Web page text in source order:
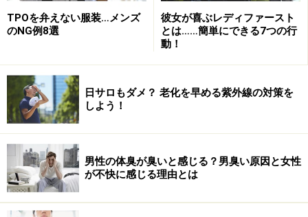
プレーンノットの結び方手順4
手順4
もう一度、大剣をぐるりと反対側へ。
プレーンノットの結び方手順5
TPOを弁えない服装…メンズ
のNG例8選
彼女が喜ぶレディファースト
とは……簡単にできる7つの行
動！
日サロもダメ？ 老化を早める紫外線の対策を
しよう！
男性の体臭が臭いと感じる？男臭い原因と女性
が不快に感じる理由とは